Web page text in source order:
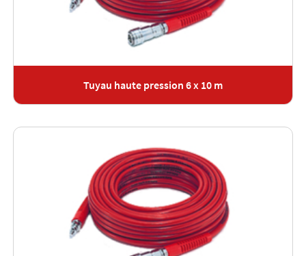
Tuyau haute pression 6 x 10 m